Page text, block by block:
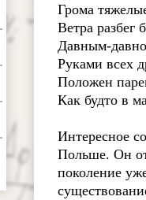
Грома
Ветра разбег
Давным-
Руками всех
Положен
Как будто в
Интересное
Польше. Он
поколение